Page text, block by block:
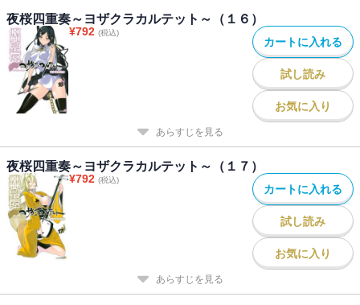
夜桜四重奏～ヨザクラカルテット～（１６）
¥792 (税込)
カートに入れる
試し読み
お気に入り
あらすじを見る
夜桜四重奏～ヨザクラカルテット～（１７）
¥792 (税込)
カートに入れる
試し読み
お気に入り
あらすじを見る